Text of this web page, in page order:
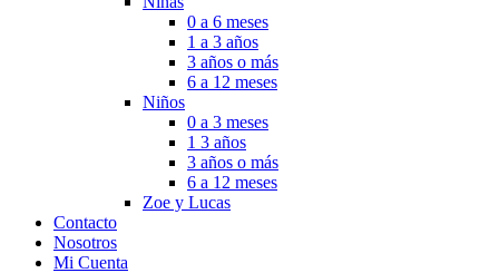
0 a 6 meses
1 a 3 años
3 años o más
6 a 12 meses
Niños
0 a 3 meses
1 3 años
3 años o más
6 a 12 meses
Zoe y Lucas
Contacto
Nosotros
Mi Cuenta